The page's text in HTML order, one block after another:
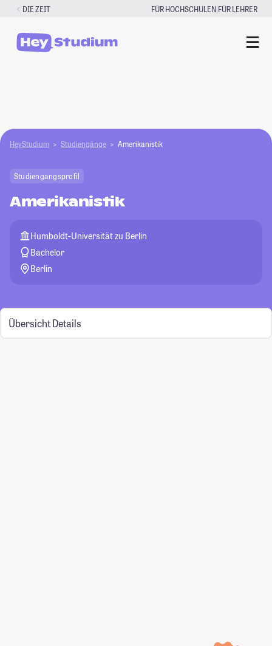
Zum
springen
DIE ZEIT FÜR HOCHSCHULEN|FÜR LEHRER
HeyStudium Studiengänge Amerikanistik
Studiengangsprofil
Amerikanistik
Humboldt-Universität zu Berlin
Bachelor
Berlin
Übersicht Details